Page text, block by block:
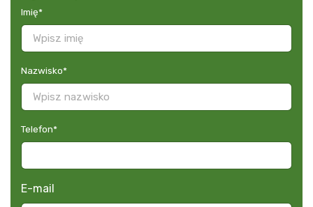
Imię*
Nazwisko*
Telefon*
E-mail